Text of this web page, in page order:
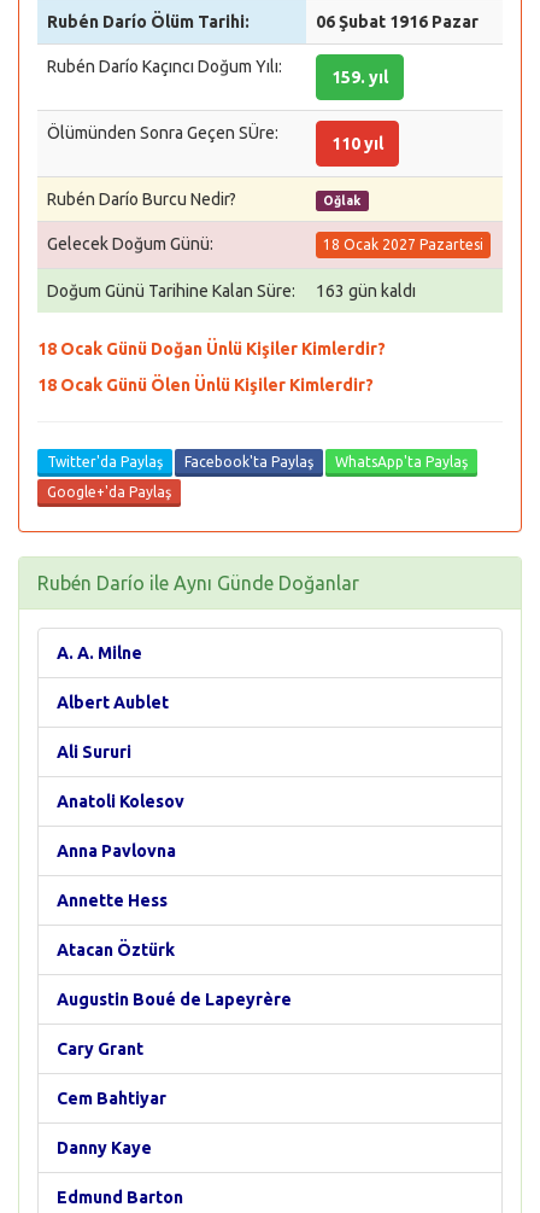
Rubén Darío Ölüm Tarihi: 06 Şubat 1916 Pazar
Rubén Darío Kaçıncı Doğum Yılı:
159. yıl
Ölümünden Sonra Geçen SÜre:
110 yıl
Rubén Darío Burcu Nedir? Oğlak
Gelecek Doğum Günü: 18 Ocak 2027 Pazartesi
Doğum Günü Tarihine Kalan Süre: 163 gün kaldı
18 Ocak Günü Doğan Ünlü Kişiler Kimlerdir?
18 Ocak Günü Ölen Ünlü Kişiler Kimlerdir?
Twitter'da Paylaş Facebook'ta Paylaş
WhatsApp'ta Paylaş
Google+'da Paylaş
Rubén Darío ile Aynı Günde Doğanlar
A. A. Milne
Albert Aublet
Ali Sururi
Anatoli Kolesov
Anna Pavlovna
Annette Hess
Atacan Öztürk
Augustin Boué de Lapeyrère
Cary Grant
Cem Bahtiyar
Danny Kaye
Edmund Barton